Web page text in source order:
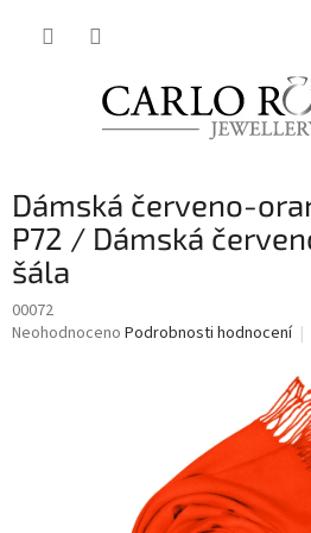
Dámská červeno-
P72 / Dámská
šála
00072
Průměrné
Neohodnoceno Podrobnosti hodnocení